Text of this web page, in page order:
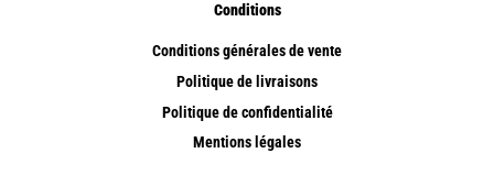
Conditions
Conditions générales de vente
Politique de livraisons
Politique de confidentialité
Mentions légales